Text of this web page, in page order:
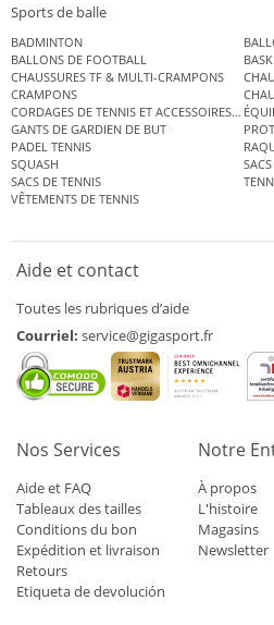
Sports de balle
BADMINTON
BALLONS DE FOOTBALL
CHAUSSURES TF & MULTI-CRAMPONS
CRAMPONS
CORDAGES DE TENNIS ET ACCESSOIRES DE
GANTS DE GARDIEN DE BUT
PADEL TENNIS
SQUASH
SACS DE TENNIS
VÊTEMENTS DE TENNIS
Aide et contact
Toutes les rubriques d’aide
Courriel: service@gigasport.fr
Nos Services
Aide et FAQ
Tableaux des tailles
Conditions du bon
Expédition et livraison
Retours
Etiqueta de devolución
Notre
À propos
L'histoire
Magasins
Newsletter